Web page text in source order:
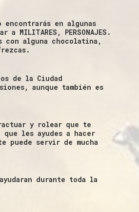
en algunas
MILITARES, PERSONAJES.
con alguna chocolatina,
de la Ciudad
aunque también es
y rolear que te
les ayudes a hacer
puede servir de mucha
durante toda la